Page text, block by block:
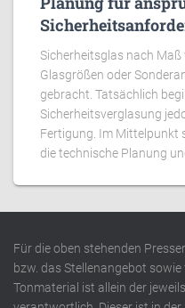
Sicherheitsglas nach
Glasgrößen oder
gebracht. Tatsächlich
Sicherheitsverglasung
Fertigung. Im Mittelpunkt
die technische Planung
Für die oben stehenden
bzw. das Stellenangebot
Tonmaterial ist allein der